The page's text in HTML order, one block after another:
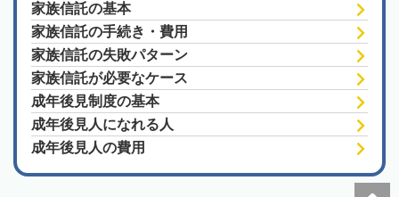
家族信託の基本
家族信託の手続き・費用
家族信託の失敗パターン
家族信託が必要なケース
成年後見制度の基本
成年後見人になれる人
成年後見人の費用